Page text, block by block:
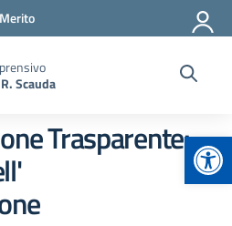
Scauda
Trasparente: